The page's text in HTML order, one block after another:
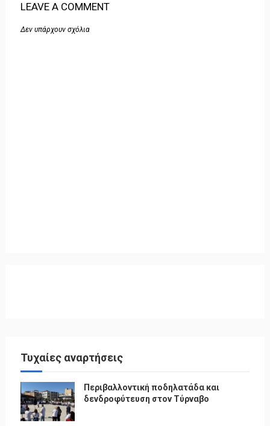
LEAVE A COMMENT
Δεν υπάρχουν σχόλια
Τυχαίες αναρτήσεις
Περιβαλλοντική ποδηλατάδα και
δενδροφύτευση στον Τύρναβο